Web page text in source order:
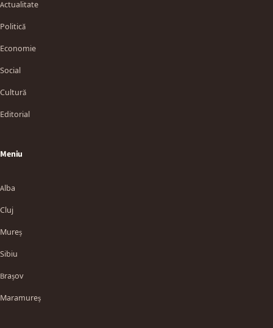
Actualitate
Politică
Economie
Social
Cultură
Editorial
Meniu
Alba
Cluj
Mureș
Sibiu
Brașov
Maramureș